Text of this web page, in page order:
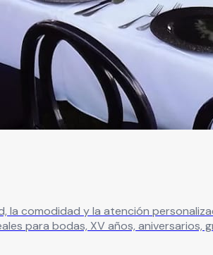
la comodidad y la atención
para bodas, XV años, aniversarios,